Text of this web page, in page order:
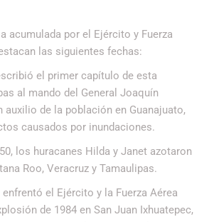
acumulada por el Ejército y Fuerza
las siguientes fechas:
el primer capítulo de esta
al mando del General Joaquín
auxilio de la población en Guanajuato,
causados por inundaciones.
huracanes Hilda y Janet azotaron
Roo, Veracruz y Tamaulipas.
el Ejército y la Fuerza Aérea
de 1984 en San Juan Ixhuatepec,